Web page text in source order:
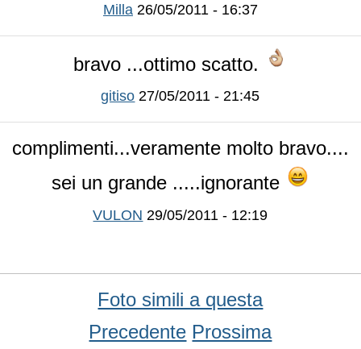
Milla 26/05/2011 - 16:37
bravo ...ottimo scatto.
gitiso 27/05/2011 - 21:45
complimenti...veramente molto bravo....
sei un grande .....ignorante
VULON 29/05/2011 - 12:19
Foto simili a questa
Precedente Prossima